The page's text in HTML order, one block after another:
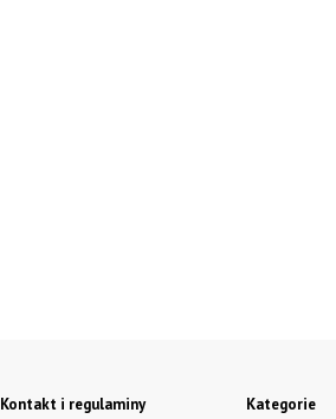
Kontakt i regulaminy
Kategorie